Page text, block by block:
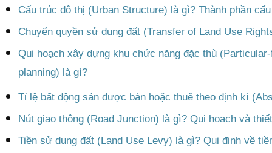
Cấu trúc đô thị (Urban Structure) là gì? Thành phần
Chuyển quyền sử dụng đất (Transfer of Land Use
Qui hoạch xây dựng khu chức năng đặc thù
planning) là gì?
Tỉ lệ bất động sản được bán hoặc thuê theo định kì
Nút giao thông (Road Junction) là gì? Qui hoạch và
Tiền sử dụng đất (Land Use Levy) là gì? Qui định về